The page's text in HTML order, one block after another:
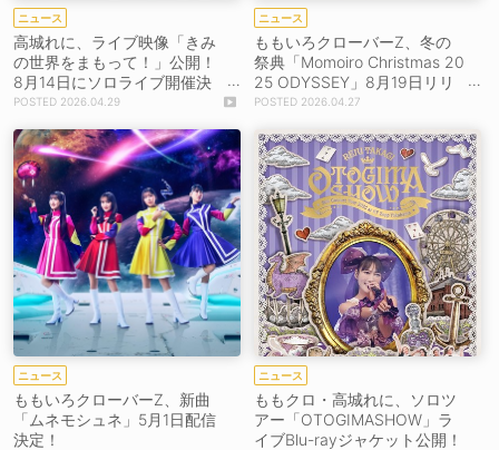
ニュース
高城れに、ライブ映像「きみ
の世界をまもって！」公開！
8月14日にソロライブ開催決
定
2026.04.29
ニュース
ももいろクローバーZ、冬の
祭典「Momoiro Christmas 20
25 ODYSSEY」8月19日リリ
ース決定！2026.04.27
ニュース
ももいろクローバーZ、新曲
「ムネモシュネ」5月1日配信
決定！
ニュース
ももクロ・高城れに、ソロツ
アー「OTOGIMASHOW」ラ
イブBlu-rayジャケット公開！